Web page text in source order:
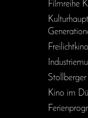
Filmreihe
Kino im